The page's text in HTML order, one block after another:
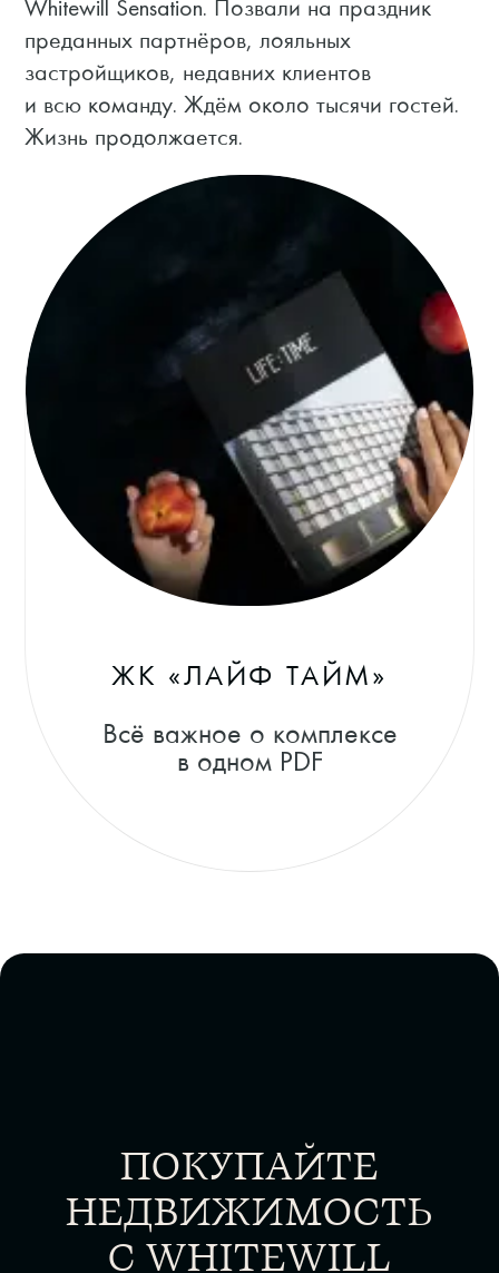
Whitewill Sensation. Позвали на праздник
преданных партнёров, лояльных
застройщиков, недавних клиентов
и всю команду. Ждём около тысячи гостей.
Жизнь продолжается.
ЖК «ЛАЙФ ТАЙМ»
Всё важное о комплексе
в одном PDF
ПОКУПАЙТЕ
НЕДВИЖИМОСТЬ
С WHITEWILL